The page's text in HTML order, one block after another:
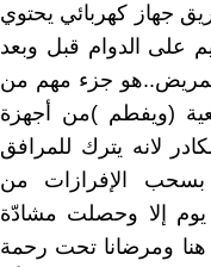
جهاز كهربائي يحتوي
على الدوام قبل وبعد
جزء مهم من
(ويفطم )من أجهزة
لانه يترك للمرافق
بسحب الإفرازات من
يوم إلا وحصلت مشادّة
هنا ومرضانا تحت رحمة